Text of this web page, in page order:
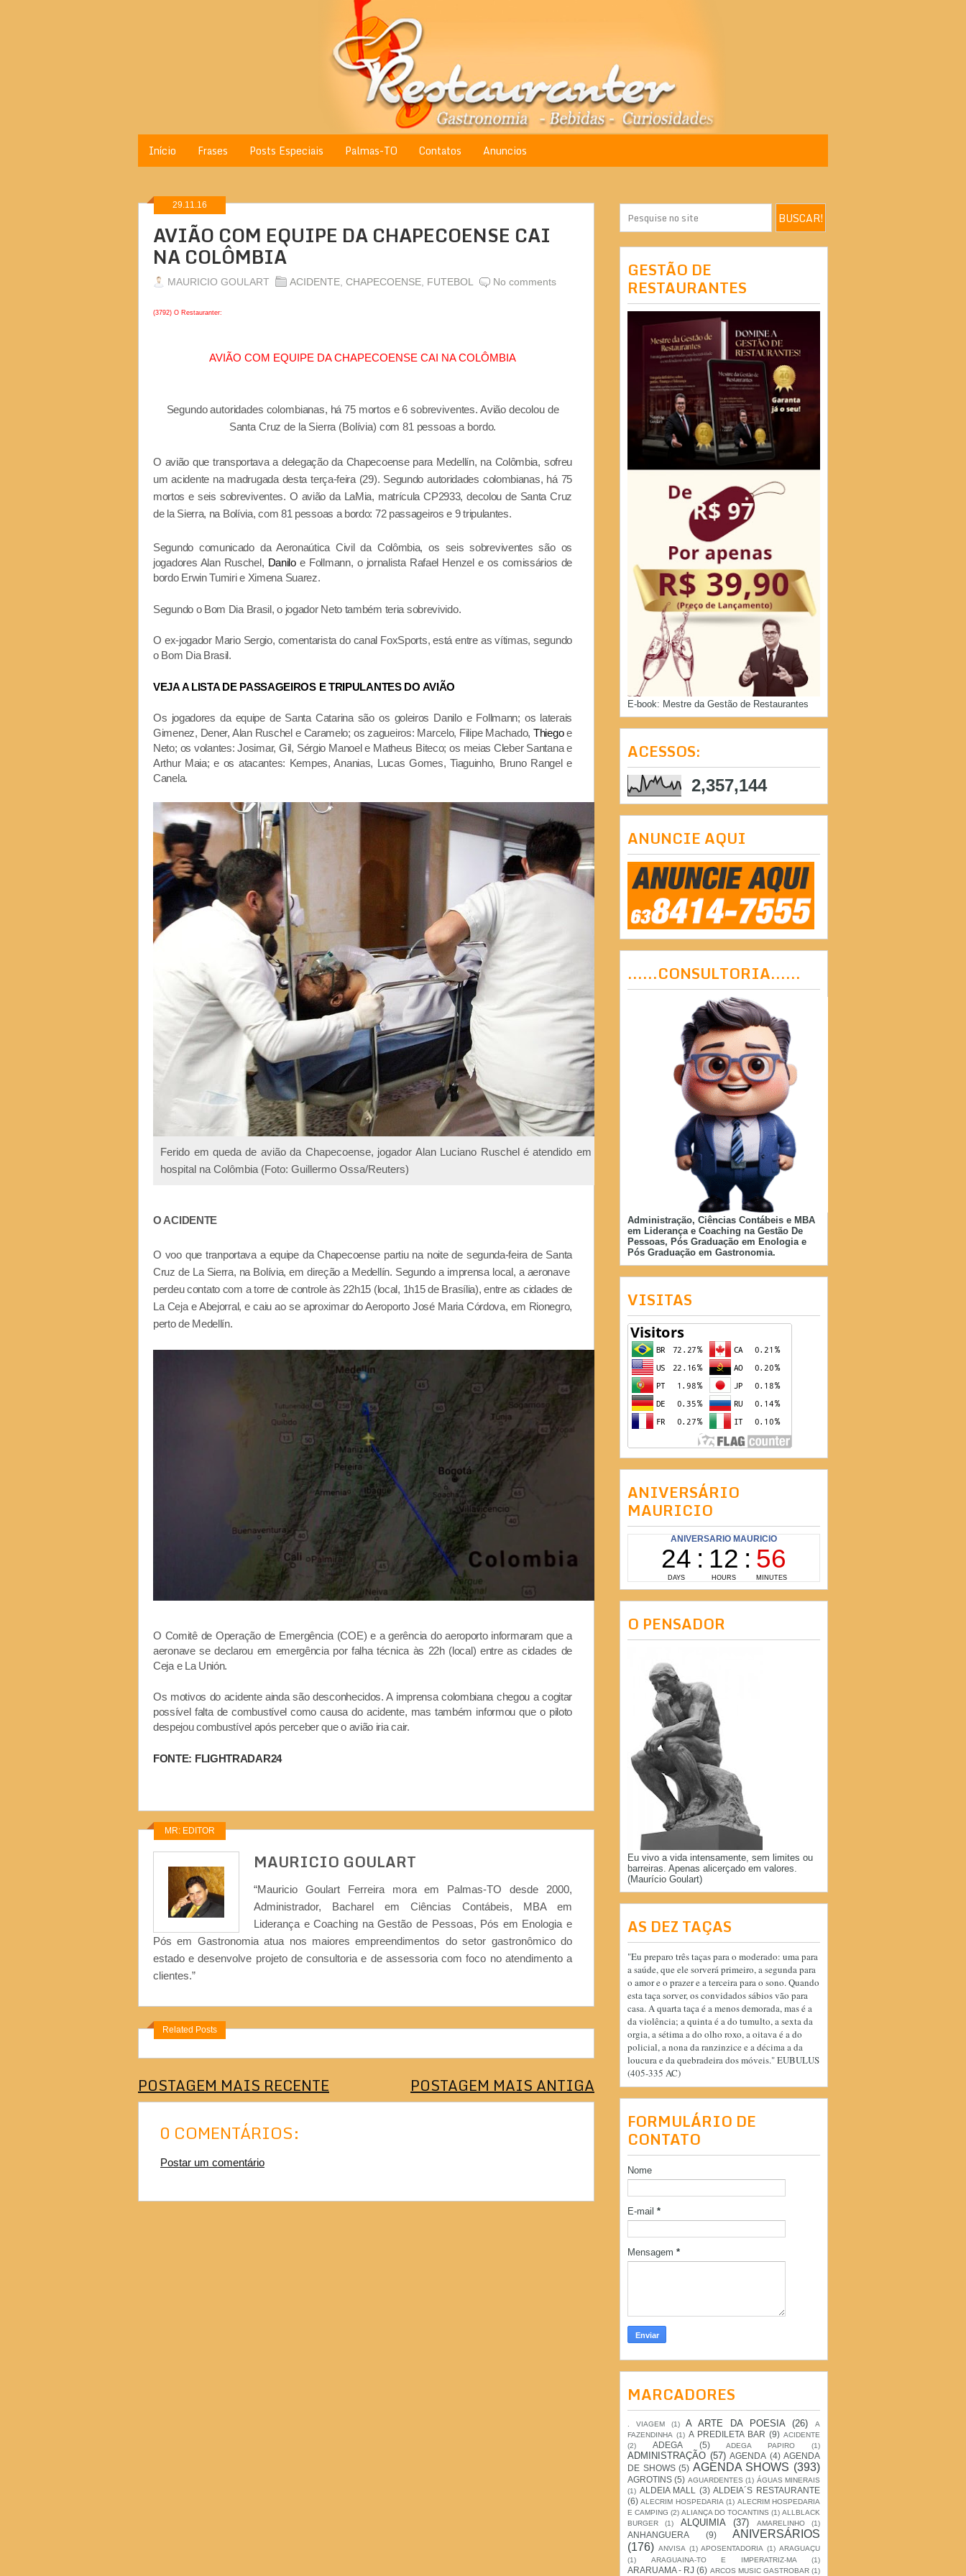
Início Frases Posts Especiais Palmas-TO Contatos Anuncios
29.11.16
AVIÃO COM EQUIPE DA CHAPECOENSE CAI
NA COLÔMBIA
MAURICIO GOULART ACIDENTE CHAPECOENSE FUTEBOL No comments
(3792) O Restauranter:
AVIÃO COM EQUIPE DA CHAPECOENSE CAI NA COLÔMBIA
Segundo autoridades colombianas, há 75 mortos e 6 sobreviventes. Avião decolou de
Santa Cruz de la Sierra (Bolívia) com 81 pessoas a bordo.
O avião que transportava a delegação da Chapecoense para Medellín, na Colômbia, sofreu
um acidente na madrugada desta terça-feira (29). Segundo autoridades colombianas, há 75
mortos e seis sobreviventes. O avião da LaMia, matrícula CP2933, decolou de Santa Cruz
de la Sierra, na Bolívia, com 81 pessoas a bordo: 72 passageiros e 9 tripulantes.
Segundo comunicado da Aeronaútica Civil da Colômbia, os seis sobreviventes são os
jogadores Alan Ruschel, Daniloe Follmann, o jornalista Rafael Henzel e os comissários de
bordo Erwin Tumiri e Ximena Suarez.
Segundo o Bom Dia Brasil, o jogador Neto também teria sobrevivido.
O ex-jogador Mario Sergio, comentarista do canal FoxSports, está entre as vítimas, segundo
o Bom Dia Brasil.
VEJA A LISTA DE PASSAGEIROS E TRIPULANTES DO AVIÃO
Os jogadores da equipe de Santa Catarina são os goleiros Danilo e Follmann; os laterais
Gimenez, Dener, Alan Ruschel e Caramelo; os zagueiros: Marcelo, Filipe Machado,Thiegoe
Neto; os volantes: Josimar, Gil, Sérgio Manoel e Matheus Biteco; os meias Cleber Santana e
Arthur Maia; e os atacantes: Kempes, Ananias, Lucas Gomes, Tiaguinho, Bruno Rangel e
Canela.
Ferido em queda de avião da Chapecoense, jogador Alan Luciano Ruschel é atendido em
hospital na Colômbia (Foto: Guillermo Ossa/Reuters)
O ACIDENTE
O voo que tranportava a equipe da Chapecoense partiu na noite de segunda-feira de Santa
Cruz de La Sierra, na Bolívia, em direção a Medellín. Segundo a imprensa local, a aeronave
perdeu contato com a torre de controle às 22h15 (local, 1h15 de Brasília), entre as cidades de
La Ceja e Abejorral, e caiu ao se aproximar do Aeroporto José Maria Córdova, em Rionegro,
perto de Medellín.
O Comitê de Operação de Emergência (COE) e a gerência do aeroporto informaram que a
aeronave se declarou em emergência por falha técnica às 22h (local) entre as cidades de
Ceja e La Unión.
Os motivos do acidente ainda são desconhecidos. A imprensa colombiana chegou a cogitar
possível falta de combustível como causa do acidente, mas também informou que o piloto
despejou combustível após perceber que o avião iria cair.
FONTE: FLIGHTRADAR24
MR: EDITOR
MAURICIO GOULART
“Mauricio Goulart Ferreira mora em Palmas-TO desde 2000,
Administrador, Bacharel em Ciências Contábeis, MBA em
Liderança e Coaching na Gestão de Pessoas, Pós em Enologia e
Pós em Gastronomia atua nos maiores empreendimentos do setor gastronômico do
estado e desenvolve projeto de consultoria e de assessoria com foco no atendimento a
clientes.”
Related Posts
POSTAGEM MAIS RECENTE POSTAGEM MAIS ANTIGA
0 COMENTÁRIOS:
Postar um comentário
GESTÃO DE
RESTAURANTES
E-book: Mestre da Gestão de Restaurantes
ACESSOS:
2,357,144
ANUNCIE AQUI
......CONSULTORIA......
Administração, Ciências Contábeis e MBA
em Liderança e Coaching na Gestão De
Pessoas, Pós Graduação em Enologia e
Pós Graduação em Gastronomia.
VISITAS
ANIVERSÁRIO
MAURICIO
O PENSADOR
Eu vivo a vida intensamente, sem limites ou
barreiras. Apenas alicerçado em valores.
(Maurício Goulart)
AS DEZ TAÇAS
"Eu preparo três taças para o moderado: uma para
a saúde, que ele sorverá primeiro, a segunda para
o amor e o prazer e a terceira para o sono. Quando
esta taça sorver, os convidados sábios vão para
casa. A quarta taça é a menos demorada, mas é a
da violência; a quinta é a do tumulto, a sexta da
orgia, a sétima a do olho roxo, a oitava é a do
policial, a nona da ranzinzice e a décima a da
loucura e da quebradeira dos móveis." EUBULUS
(405-335 AC)
FORMULÁRIO DE
CONTATO
Nome
E-mail *
Mensagem *
MARCADORES
. VIAGEM (1) A ARTE DA POESIA (26)
A
FAZENDINHA (1) A PREDILETA BAR (9) ACIDENTE
(2)
ADEGA (5) ADEGA PAPIRO (1)
ADMINISTRAÇÃO (57) AGENDA (4) AGENDA
DE SHOWS (5) AGENDA SHOWS (393)
AGROTINS (5) AGUARDENTES (1) ÁGUAS MINERAIS
(1) ALDEIA MALL (3) ALDEIA´S RESTAURANTE
(6) ALECRIM HOSPEDARIA (1) ALECRIM HOSPEDARIA
E CAMPING (2) ALIANÇA DO TOCANTINS (1) ALLBLACK
BURGER
(1) ALQUIMIA (37) AMARELINHO (1)
ANHANGUERA (9)
ANIVERSÁRIOS
(176) ANVISA (1) APOSENTADORIA (1) ARAGUAÇU
(1)
ARAGUAINA-TO E IMPERATRIZ-MA (1)
ARARUAMA - RJ (6) ARCOS MUSIC GASTROBAR (1)